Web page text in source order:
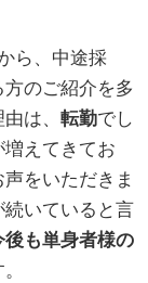
ら、中途採
のご紹介を多
は、 転勤でし
えてきてお
声をいただきま
続いていると言
後も単身者様の